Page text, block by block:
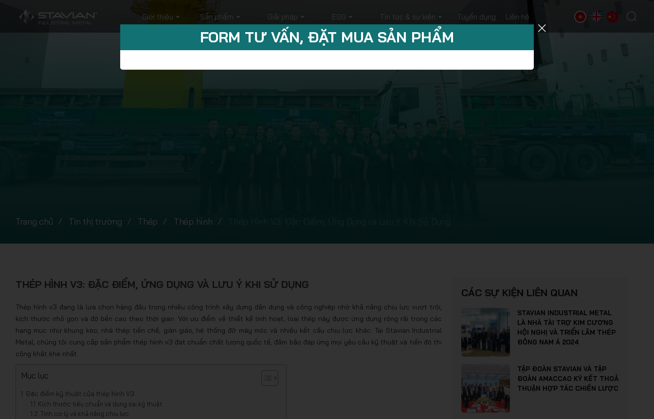
Giới thiệu Sản phẩm Giải pháp ESG Tin tức & sự kiện Tuyển dụng Liên hệ
Trang chủ Tin thị trường Thép Thép hình
THÉP HÌNH V3: ĐẶC ĐIỂM, ỨNG DỤNG VÀ LƯU Ý KHI SỬ DỤNG
Thép hình v3 đang là lựa chọn hàng đầu trong nhiều công trình xây dựng dân dụng và công nghiệp nhờ khả năng chịu lực vượt trội,
kích thước nhỏ gọn và độ bền cao theo thời gian. Với ưu điểm về thiết kế linh hoạt, loại thép này được ứng dụng rộng rãi trong các
hạng mục như khung kèo, nhà thép tiền chế, giàn giáo, hệ thống đỡ máy móc và nhiều kết cấu chịu lực khác. Tại Stavian Industrial
Metal, chúng tôi cung cấp sản phẩm thép hình v3 đạt chuẩn chất lượng quốc tế, đảm bảo đáp ứng mọi yêu cầu kỹ thuật và tiến độ thi
công khắt khe nhất.
Mục lục
Đặc điểm kỹ thuật của thép hình V3
Kích thước tiêu chuẩn và dung sai kỹ thuật
Tính cơ lý và khả năng chịu lực
CÁC SỰ KIỆN LIÊN QUAN
STAVIAN INDUSTRIAL METAL
LÀ NHÀ TÀI TRỢ KIM CƯƠNG
HỘI NGHỊ VÀ TRIỂN LÃM THÉP
ĐÔNG NAM Á 2024
TẬP ĐOÀN STAVIAN VÀ TẬP
ĐOÀN AMACCAO KÝ KẾT THOẢ
THUẬN HỢP TÁC CHIẾN LƯỢC
FORM TƯ VẤN, ĐẶT MUA SẢN PHẨM